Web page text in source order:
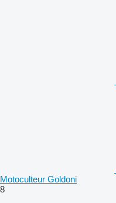
Motoculteur Goldoni
8